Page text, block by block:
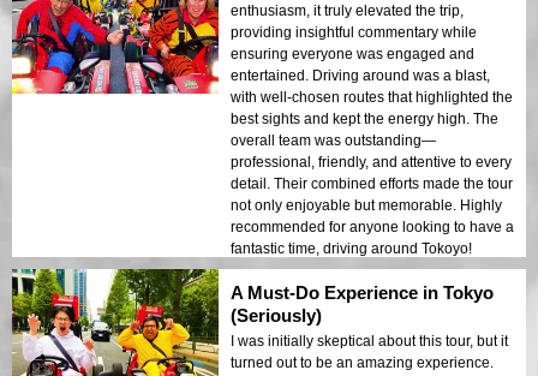
enthusiasm, it truly elevated the trip,
providing insightful commentary while
ensuring everyone was engaged and
entertained. Driving around was a blast,
with well-chosen routes that highlighted the
best sights and kept the energy high. The
overall team was outstanding—
professional, friendly, and attentive to every
detail. Their combined efforts made the tour
not only enjoyable but memorable. Highly
recommended for anyone looking to have a
fantastic time, driving around Tokoyo!
A Must-Do Experience in Tokyo
(Seriously)
I was initially skeptical about this tour, but it
turned out to be an amazing experience.